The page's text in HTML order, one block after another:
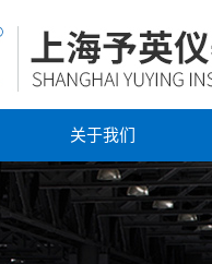
关于我们